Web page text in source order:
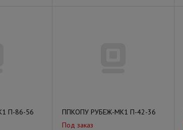
П-86-56
ППКОПУ РУБЕЖ-МК1 П-42-36
Под заказ